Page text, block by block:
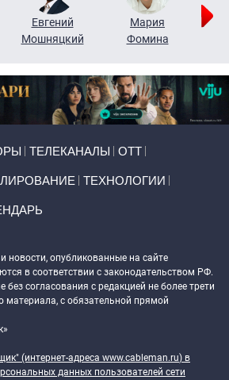
Евгений
Мошняцкий
Мария
Фомина
ТЕЛЕКАНАЛЫ ОТТ
ТЕХНОЛОГИИ
новости, опубликованные на сайте
в соответствии с законодательством РФ.
без согласования с редакцией не более трети
материала, с обязательной прямой
(интернет-адреса www.cableman.ru) в
данных пользователей сети